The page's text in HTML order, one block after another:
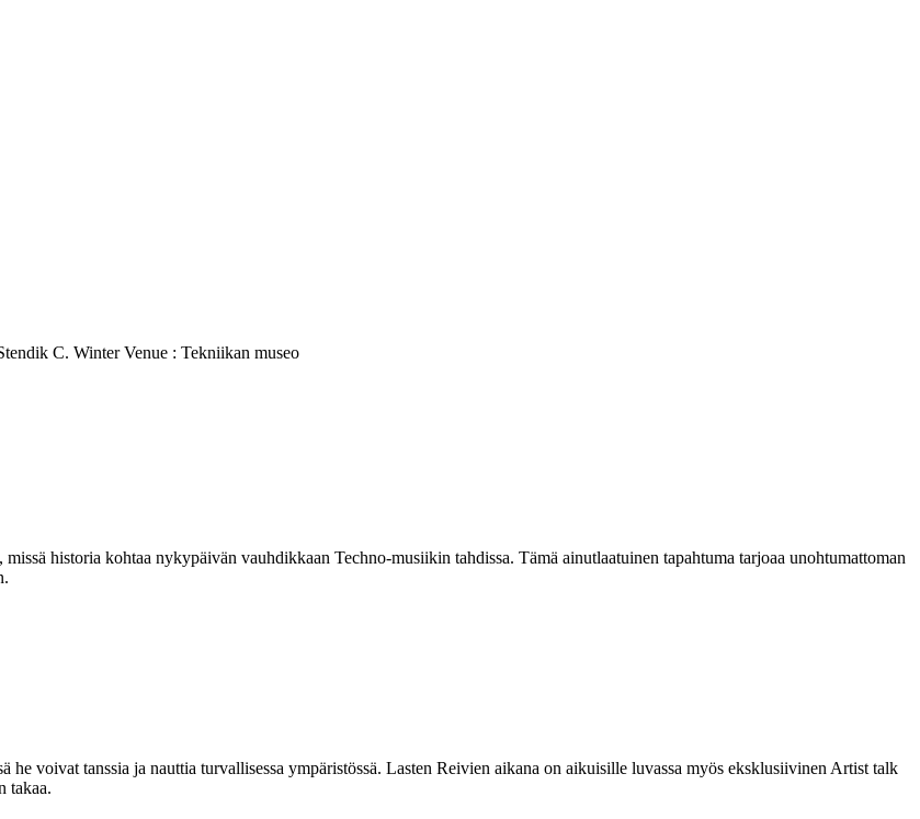
historia kohtaa nykypäivän vauhdikkaan Techno-musiikin tahdissa. Tämä ainutlaatuinen tapahtuma tarjoaa unohtumattoman
voivat tanssia ja nauttia turvallisessa ympäristössä. Lasten Reivien aikana on aikuisille luvassa myös eksklusiivinen Artist talk
takaa.